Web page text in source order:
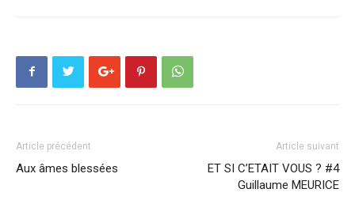
Article précédent
Aux âmes blessées
Article suivant
ET SI C’ETAIT VOUS ? #4
Guillaume MEURICE